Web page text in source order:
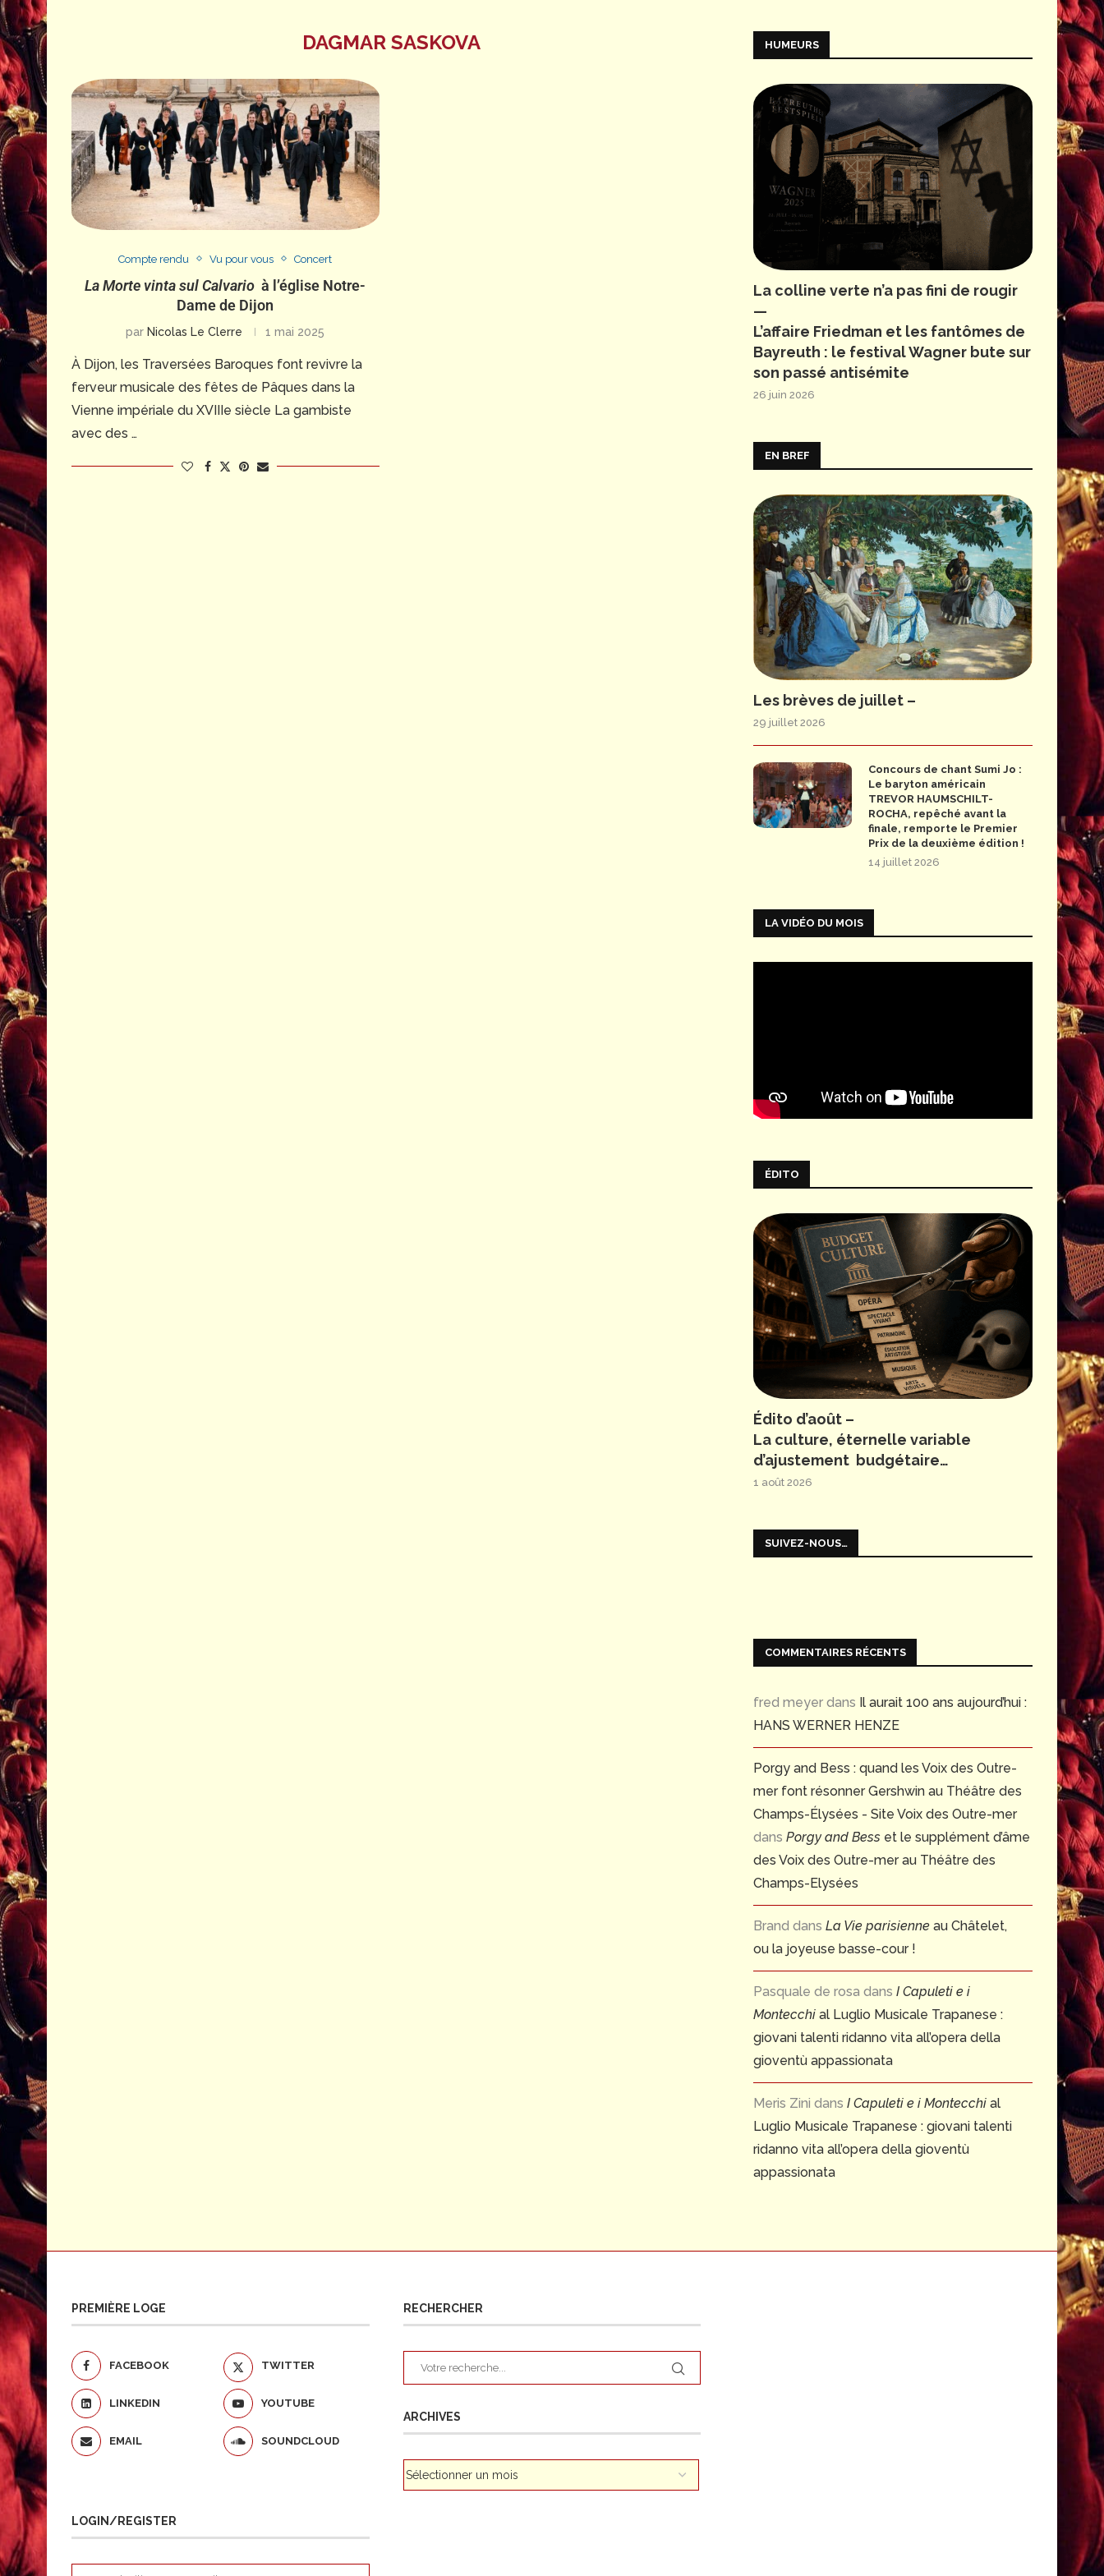
DAGMAR SASKOVA
Compte rendu Vu pour vous Concert
La Morte vinta sul Calvario à l’église Notre-
Dame de Dijon
par Nicolas Le Clerre 1 mai 2025
À Dijon, les Traversées Baroques font revivre la
ferveur musicale des fêtes de Pâques dans la
Vienne impériale du XVIIIe siècle La gambiste
avec des …
HUMEURS
La colline verte n’a pas fini de rougir
—
L’affaire Friedman et les fantômes de
Bayreuth : le festival Wagner bute sur
son passé antisémite
26 juin 2026
EN BREF
Les brèves de juillet –
29 juillet 2026
Concours de chant Sumi Jo :
Le baryton américain
TREVOR HAUMSCHILT-
ROCHA, repêché avant la
finale, remporte le Premier
Prix de la deuxième édition !
14 juillet 2026
LA VIDÉO DU MOIS
ÉDITO
Édito d’août –
La culture, éternelle variable
d’ajustement budgétaire…
1 août 2026
SUIVEZ-NOUS…
COMMENTAIRES RÉCENTS
fred meyer dans Il aurait 100 ans aujourd’hui :
HANS WERNER HENZE
Porgy and Bess : quand les Voix des Outre-
mer font résonner Gershwin au Théâtre des
Champs-Élysées - Site Voix des Outre-mer
dans Porgy and Bess et le supplément d’âme
des Voix des Outre-mer au Théâtre des
Champs-Elysées
Brand dans La Vie parisienne au Châtelet,
ou la joyeuse basse-cour !
Pasquale de rosa dans I Capuleti e i
Montecchi al Luglio Musicale Trapanese :
giovani talenti ridanno vita all’opera della
gioventù appassionata
Meris Zini dans I Capuleti e i Montecchi al
Luglio Musicale Trapanese : giovani talenti
ridanno vita all’opera della gioventù
appassionata
PREMIÈRE LOGE
FACEBOOK TWITTER
LINKEDIN YOUTUBE
EMAIL SOUNDCLOUD
LOGIN/REGISTER
RECHERCHER
ARCHIVES